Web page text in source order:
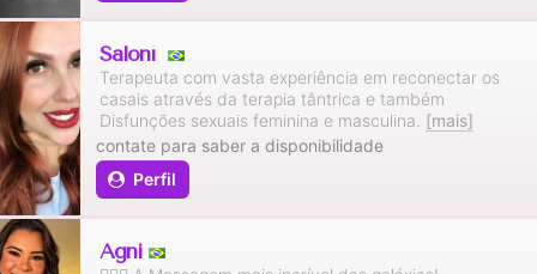
Saloní
Terapeuta com vasta experiência em reconectar os
casais através da terapia tântrica e também
Disfunções sexuais feminina e masculina. [mais]
Perfil
contate para saber a disponibilidade
Agni